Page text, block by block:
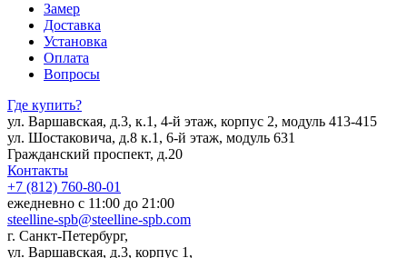
Замер
Доставка
Установка
Оплата
Вопросы
Где купить?
ул. Варшавская, д.3, к.1, 4-й этаж, корпус 2, модуль 413-415
ул. Шостаковича, д.8 к.1, 6-й этаж, модуль 631
Гражданский проспект, д.20
Контакты
+7 (812) 760-80-01
ежедневно с 11:00 до 21:00
steelline-spb@steelline-spb.com
г. Санкт-Петербург,
ул. Варшавская, д.3, корпус 1,